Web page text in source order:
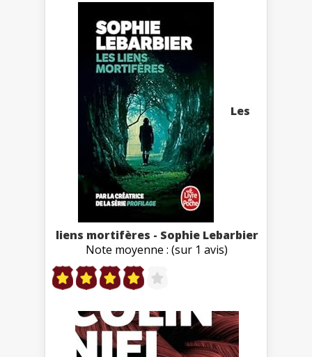
Les
liens mortifères - Sophie Lebarbier
Note moyenne : (sur 1 avis)